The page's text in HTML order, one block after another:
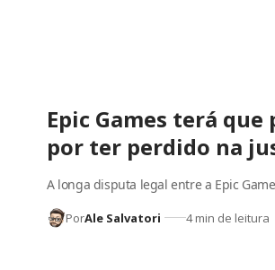
Epic Games terá
por ter perdido na
A longa disputa legal entre a Epic
PorAle Salvatori 4 min de leitura